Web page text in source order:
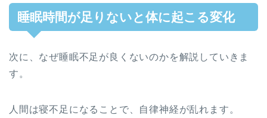
睡眠時間が足りないと体に起こる変化
次に、なぜ睡眠不足が良くないのかを解説していきま
す。
人間は寝不足になることで、自律神経が乱れます。